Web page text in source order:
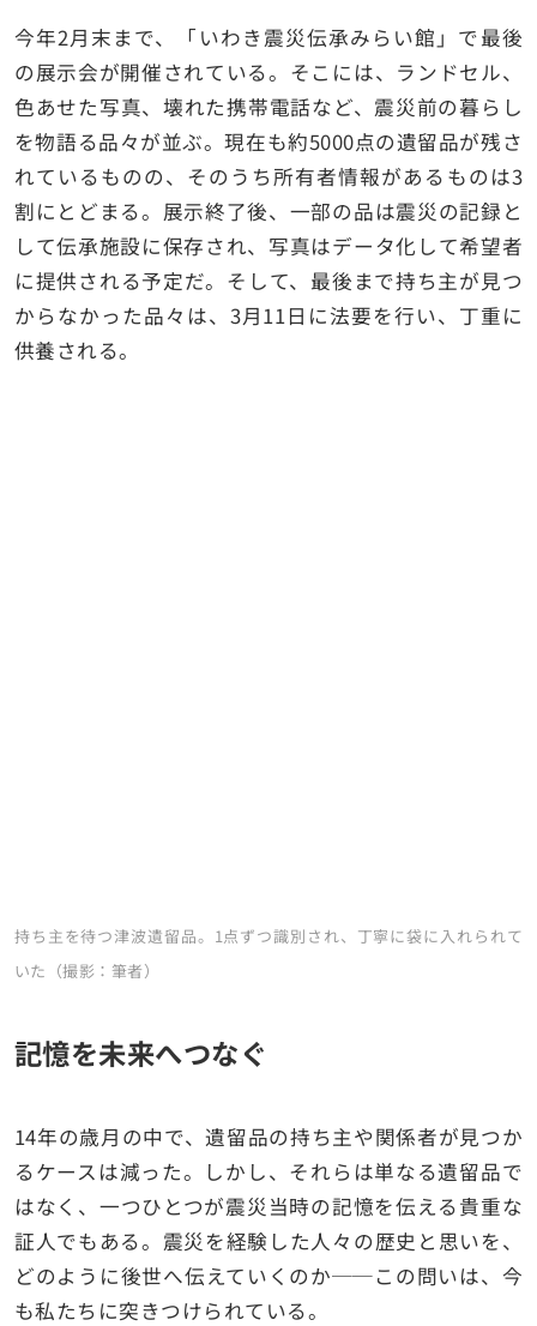
今年2月末まで、「いわき震災伝承みらい館」で最後
の展示会が開催されている。そこには、ランドセル、
色あせた写真、壊れた携帯電話など、震災前の暮らし
を物語る品々が並ぶ。現在も約5000点の遺留品が残さ
れているものの、そのうち所有者情報があるものは3
割にとどまる。展示終了後、一部の品は震災の記録と
して伝承施設に保存され、写真はデータ化して希望者
に提供される予定だ。そして、最後まで持ち主が見つ
からなかった品々は、3月11日に法要を行い、丁重に
供養される。
持ち主を待つ津波遺留品。1点ずつ識別され、丁寧に袋に入れられて
いた（撮影：筆者）
記憶を未来へつなぐ
14年の歳月の中で、遺留品の持ち主や関係者が見つか
るケースは減った。しかし、それらは単なる遺留品で
はなく、一つひとつが震災当時の記憶を伝える貴重な
証人でもある。震災を経験した人々の歴史と思いを、
どのように後世へ伝えていくのか──この問いは、今
も私たちに突きつけられている。